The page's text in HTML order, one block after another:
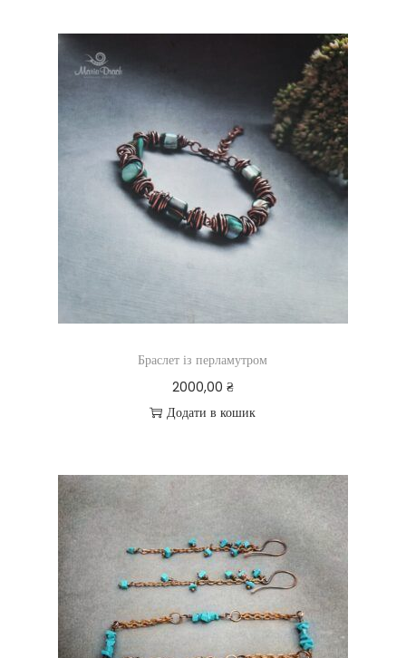
Браслет із перламутром
2000,00 ₴
Додати в кошик